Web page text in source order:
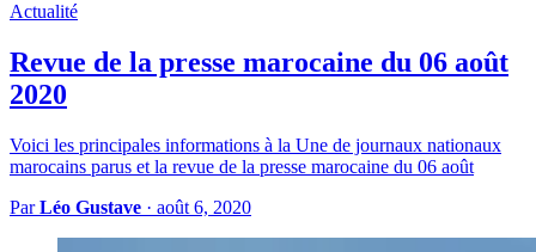
Actualité
Revue de la presse marocaine du 06 août
2020
Voici les principales informations à la Une de journaux nationaux
marocains parus et la revue de la presse marocaine du 06 août
ParLéo Gustave · août 6, 2020